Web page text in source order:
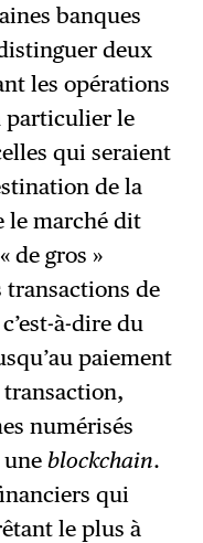
banques
deux
les opérations
particulier le
qui seraient
de la
le marché dit
de gros »
transactions de
à-dire du
paiement
numérisés
uneblockchain.
qui
le plus à